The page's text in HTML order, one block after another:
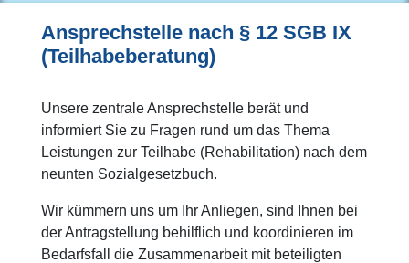
Ansprechstelle nach § 12 SGB IX
(Teilhabeberatung)
Unsere zentrale Ansprechstelle berät und
informiert Sie zu Fragen rund um das Thema
Leistungen zur Teilhabe (Rehabilitation) nach dem
neunten Sozialgesetzbuch.
Wir kümmern uns um Ihr Anliegen, sind Ihnen bei
der Antragstellung behilflich und koordinieren im
Bedarfsfall die Zusammenarbeit mit beteiligten